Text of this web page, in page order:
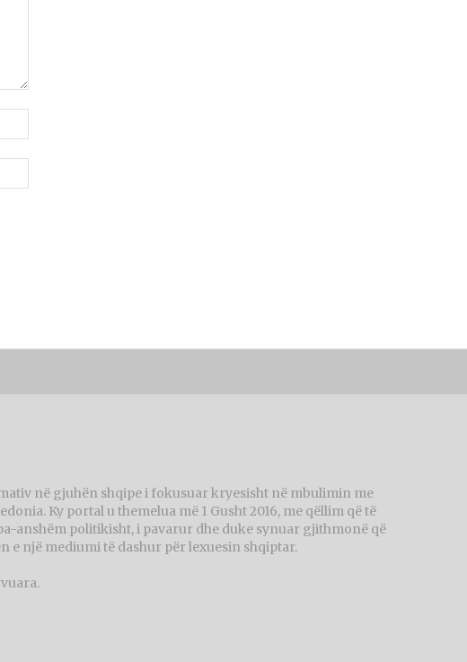
në gjuhën shqipe i fokusuar kryesisht në mbulimin me
Ky portal u themelua më 1 Gusht 2016, me qëllim që të
anshëm politikisht, i pavarur dhe duke synuar gjithmonë që
e një mediumi të dashur për lexuesin shqiptar.